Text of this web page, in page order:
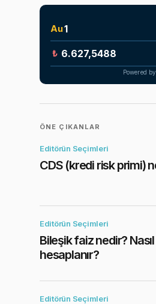
Au
₺
Powered by
ÖNE ÇIKANLAR
Editörün Seçimleri
CDS (kredi risk primi)
Editörün Seçimleri
Bileşik faiz nedir? Nasıl
hesaplanır?
Editörün Seçimleri